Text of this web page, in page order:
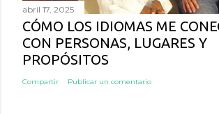
abril 17, 2025
CÓMO LOS IDIOMAS ME
CON PERSONAS, LUGARES Y
PROPÓSITOS
Compartir Publicar un comentario